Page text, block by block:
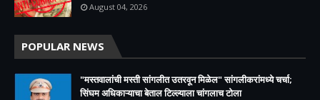
August 04, 2026
POPULAR NEWS
"मस्तवालांची मस्ती सांगलीत उतरवून मिळेल" सांगलीकरांमध्ये चर्चा;
सिंघम अधिकाऱ्याचा बेताल टिल्ल्याला चांगलाच टोला